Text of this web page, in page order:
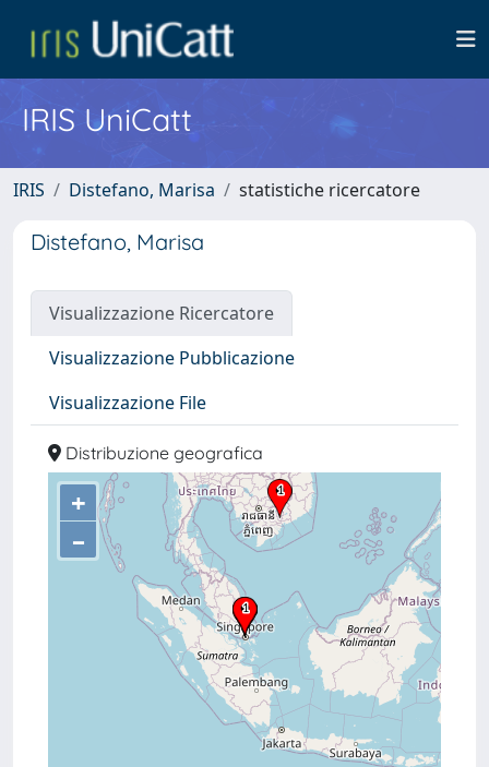
IRIS UniCatt
IRIS Distefano, Marisa statistiche ricercatore
Distefano, Marisa
Visualizzazione Ricercatore
Visualizzazione Pubblicazione
Visualizzazione File
Distribuzione geografica
+
–